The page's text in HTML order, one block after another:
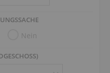
Nein